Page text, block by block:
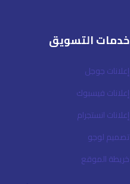
خدمات التسويق
إعلانات جوجل
إعلانات فيسبوك
إعلانات انستجرام
تصميم لوجو
خريطة الموقع